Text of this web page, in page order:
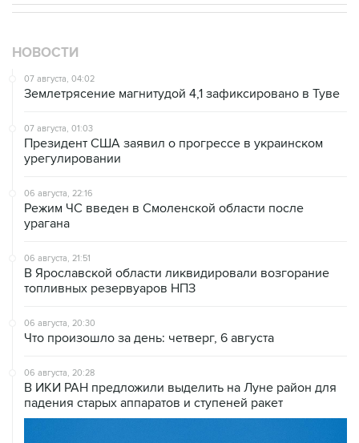
НОВОСТИ
07 августа, 04:02
Землетрясение магнитудой 4,1 зафиксировано в Туве
07 августа, 01:03
Президент США заявил о прогрессе в украинском
урегулировании
06 августа, 22:16
Режим ЧС введен в Смоленской области после
урагана
06 августа, 21:51
В Ярославской области ликвидировали возгорание
топливных резервуаров НПЗ
06 августа, 20:30
Что произошло за день: четверг, 6 августа
06 августа, 20:28
В ИКИ РАН предложили выделить на Луне район для
падения старых аппаратов и ступеней ракет